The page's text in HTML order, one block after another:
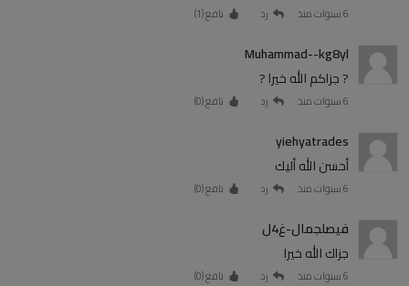
6 سنوات منذ رد نافع (1
)
Muhammad--kg8yl
? جزاكم الله خيرا ?
6 سنوات منذ رد نافع (0
)
yiehyatrades
أحسن الله أليك
6 سنوات منذ رد نافع (0
)
فيصلجمال-غ4ل
جزاك الله خيرا
6 سنوات منذ رد نافع (0
)